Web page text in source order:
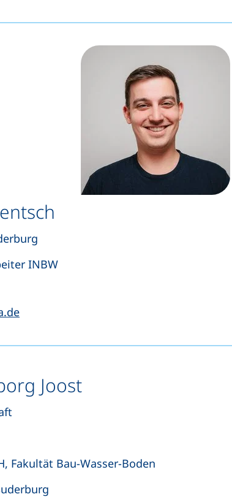
INBW
einen Telefonanruf, wenn Ihr Gerät dies
(öffnet Ihr E-Mail-Programm)
Joost
Fakultät Bau-Wasser-Boden